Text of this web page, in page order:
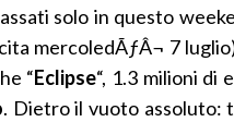
solo in questo
mercoledÃƒÂ¬ 7
“Eclipse“, 1.3 milioni di
. Dietro il vuoto assoluto: